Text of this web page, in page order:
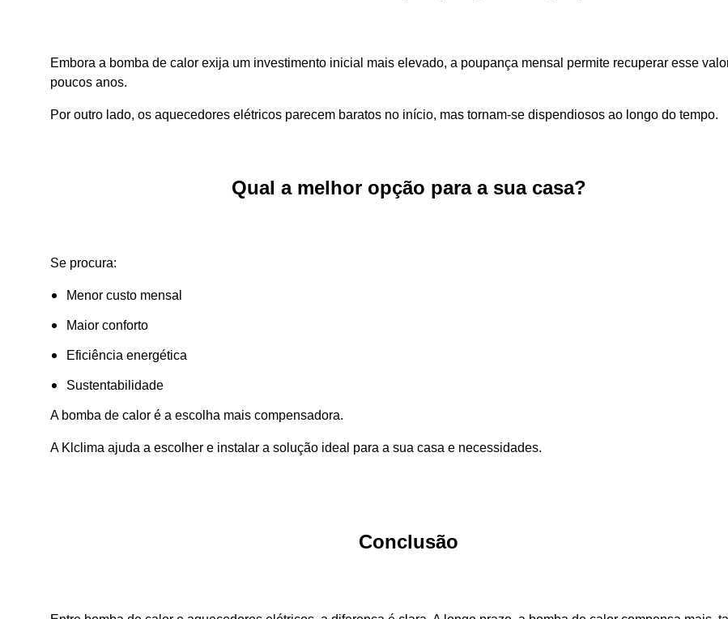
Embora a bomba de calor exija um investimento inicial mais elevado, a poupança mensal permite recuperar esse
poucos anos.
Por outro lado, os aquecedores elétricos parecem baratos no início, mas tornam-se dispendiosos ao longo do tempo.
Qual a melhor opção para a sua casa?
Se procura:
Menor custo mensal
Maior conforto
Eficiência energética
Sustentabilidade
A bomba de calor é a escolha mais compensadora.
A Klclima ajuda a escolher e instalar a solução ideal para a sua casa e necessidades.
Conclusão